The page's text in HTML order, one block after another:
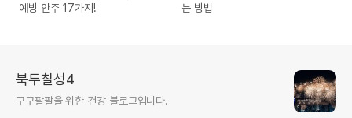
예방 안주 17가지!
는 방법
북두칠성4
구구팔팔을 위한 건강 블로그입니다.